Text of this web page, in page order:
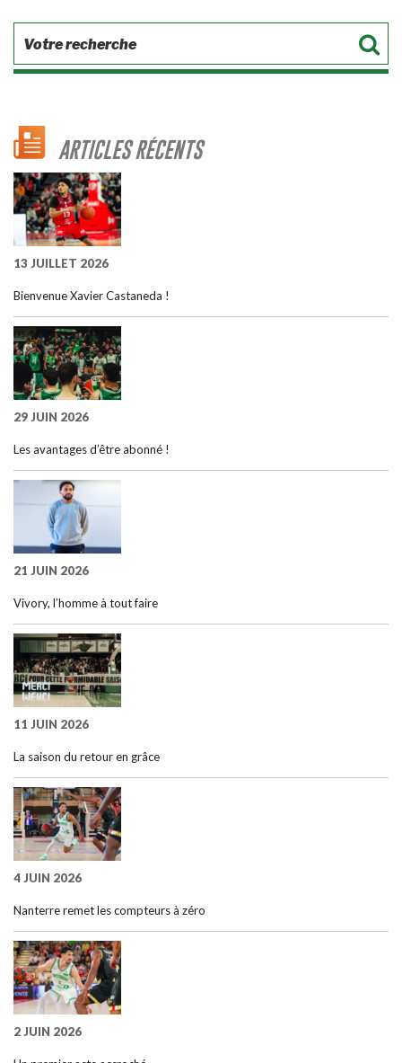
ARTICLES RÉCENTS
13 JUILLET 2026
Bienvenue Xavier Castaneda !
29 JUIN 2026
Les avantages d’être abonné !
21 JUIN 2026
Vivory, l’homme à tout faire
11 JUIN 2026
La saison du retour en grâce
4 JUIN 2026
Nanterre remet les compteurs à zéro
2 JUIN 2026